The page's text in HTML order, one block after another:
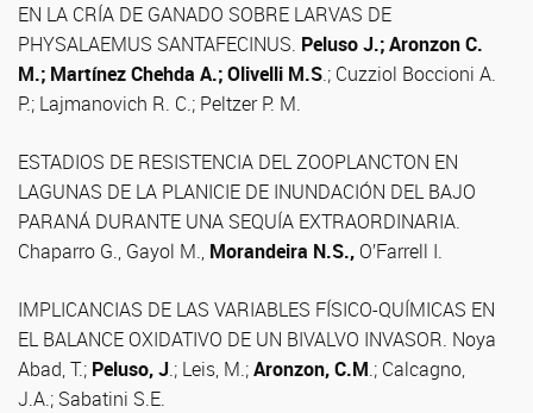
EN LA CRÍA DE GANADO SOBRE LARVAS DE
PHYSALAEMUS SANTAFECINUS. Peluso J.; Aronzon C.
M.; Martínez Chehda A.; Olivelli M.S.; Cuzziol Boccioni A.
P.; Lajmanovich R. C.; Peltzer P. M.
ESTADIOS DE RESISTENCIA DEL ZOOPLANCTON EN
LAGUNAS DE LA PLANICIE DE INUNDACIÓN DEL BAJO
PARANÁ DURANTE UNA SEQUÍA EXTRAORDINARIA.
Chaparro G., Gayol M., Morandeira N.S., O’Farrell I.
IMPLICANCIAS DE LAS VARIABLES FÍSICO-QUÍMICAS EN
EL BALANCE OXIDATIVO DE UN BIVALVO INVASOR. Noya
Abad, T.; Peluso, J.; Leis, M.;Aronzon, C.M.; Calcagno,
J.A.; Sabatini S.E.